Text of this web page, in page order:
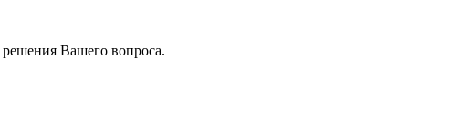
Вашего вопроса.